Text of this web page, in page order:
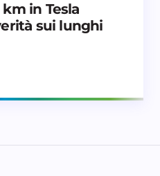
in Tesla
sui lunghi